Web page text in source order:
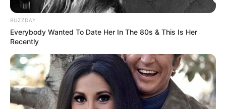
Gaststätten in und um Heidelberg
Umkreissuche Tourismus Heidelberg
Museen in und um Heidelberg
Kinderausflugsziele für Heidelberg
Kindergeburtstag feiern
Schlösser und Burgen in und um Heidelberg
Tagesausflugsziele für Heidelberg
BUZZDAY
Everybody Wanted To Date Her In The 80s & This Is Her
Recently